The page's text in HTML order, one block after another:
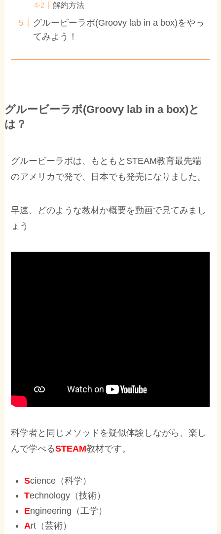
解約方法
グルービーラボ(Groovy lab in a box)をやっ
てみよう！
グルービーラボ(Groovy lab in a box)と
は？
グルービーラボは、もともとSTEAM教育最先端
のアメリカで発で、日本でも発売になりました。
早速、どのような教材か概要を動画で見てみまし
ょう
科学者と同じメソッドを疑似体験しながら、楽し
んで学べるSTEAM教材です。
Science（科学）
Technology（技術）
Engineering（工学）
Art（芸術）